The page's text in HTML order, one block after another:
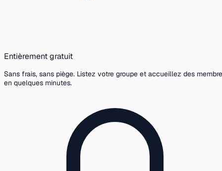
Entièrement gratuit
Sans frais, sans piège. Listez votre groupe et accueillez des
en quelques minutes.